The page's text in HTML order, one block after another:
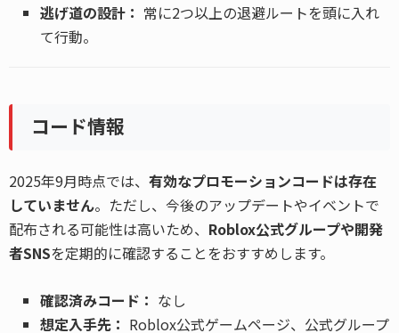
逃げ道の設計： 常に2つ以上の退避ルートを頭に入れ
て行動。
コード情報
2025年9月時点では、 有効なプロモーションコードは存在
していません。ただし、今後のアップデートやイベントで
配布される可能性は高いため、 Roblox公式グループや開発
者SNSを定期的に確認することをおすすめします。
確認済みコード： なし
想定入手先： Roblox公式ゲームページ、公式グループ